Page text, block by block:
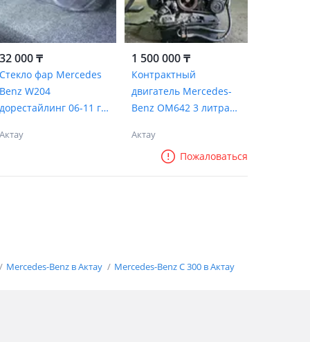
32 000 ₸
Стекло фар Mercedes
Benz W204
дорестайлинг 06-11 г.
Актау
1 500 000 ₸
Контрактный
двигатель Mercedes-
Benz OM642 3 литра
Актау
Пожаловаться
Mercedes-Benz в Актау Mercedes-Benz C 300 в Актау